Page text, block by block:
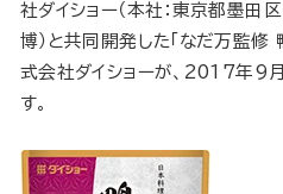
社ダイショー（本社：東京都墨田
博）と共同開発した「なだ万監修
式会社ダイショーが、2017年9月
す。